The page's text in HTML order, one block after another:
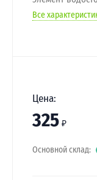
Все
Цена:
325 ₽
Основной склад: